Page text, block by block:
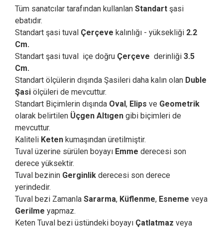
Tüm sanatcılar tarafından kullanlan Standart şasi
ebatıdır.
Standart şasi tuval Çerçeve kalınlığı - yüksekliği 2.2
Cm.
Standart şasi tuval içe doğru Çerçeve derinliği 3.5
Cm.
Standart ölçülerin dışında Şasileri daha kalın olan Duble
Şasi ölçüleri de mevcuttur.
Standart Biçimlerin dışında Oval, Elips ve Geometrik
olarak belirtilen Üçgen Altıgen gibi biçimleri de
mevcuttur.
Kaliteli Keten kumaşından üretilmiştir.
Tuval üzerine sürülen boyayı Emme derecesi son
derece yüksektir.
Tuval bezinin Gerginlik derecesi son derece
yerindedir.
Tuval bezi Zamanla Sararma, Küflenme, Esneme veya
Gerilme yapmaz.
Keten Tuval bezi üstündeki boyayı Çatlatmaz veya